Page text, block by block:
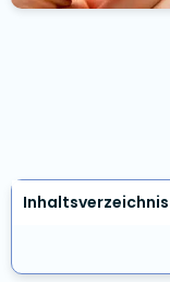
Inhaltsverzeichnis